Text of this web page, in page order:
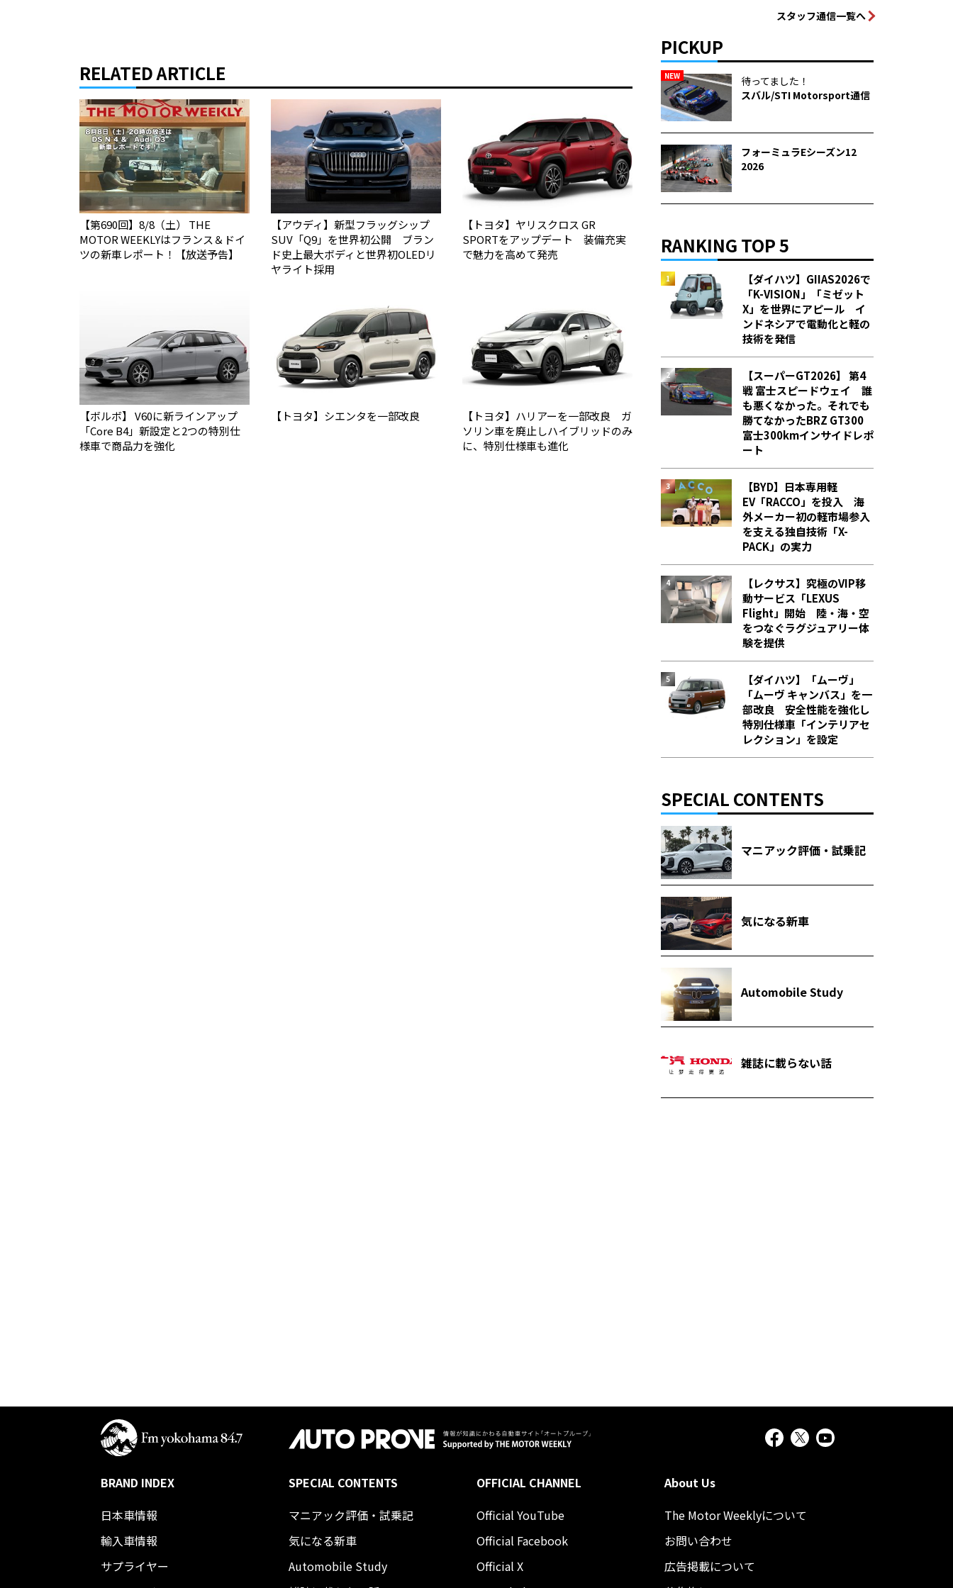
RELATED ARTICLE
【第690回】8/8（土） THE
MOTOR WEEKLYはフランス＆ドイ
ツの新車レポート！【放送予告】
【アウディ】新型フラッグシップ
SUV「Q9」を世界初公開 ブラン
ド史上最大ボディと世界初OLEDリ
ヤライト採用
【トヨタ】ヤリスクロス GR
SPORTをアップデート 装備充実
で魅力を高めて発売
【ボルボ】 V60に新ラインアップ
「Core B4」新設定と2つの特別仕
様車で商品力を強化
【トヨタ】シエンタを一部改良
【トヨタ】ハリアーを一部改良 ガ
ソリン車を廃止しハイブリッドのみ
に、特別仕様車も進化
スタッフ通信一覧へ
PICKUP
NEW
待ってました！
スバル/STI Motorsport通信
フォーミュラEシーズン12
2026
RANKING TOP 5
【ダイハツ】GIIAS2026で
「K-VISION」「ミゼット
X」を世界にアピール イ
ンドネシアで電動化と軽の
技術を発信
【スーパーGT2026】 第4
戦 富士スピードウェイ 誰
も悪くなかった。それでも
勝てなかった――BRZ GT300
富士300kmインサイドレポ
ート
【BYD】日本専用軽
EV「RACCO」を投入 海
外メーカー初の軽市場参入
を支える独自技術「X-
PACK」の実力
【レクサス】究極のVIP移
動サービス「LEXUS
Flight」開始 陸・海・空
をつなぐラグジュアリー体
験を提供
【ダイハツ】「ムーヴ」
「ムーヴ キャンバス」を一
部改良 安全性能を強化し
特別仕様車「インテリアセ
レクション」を設定
SPECIAL CONTENTS
マニアック評価・試乗記
気になる新車
Automobile Study
雑誌に載らない話
BRAND INDEX
日本車情報​
輸入車情報
サプライヤー
SPECIAL CONTENTS
マニアック評価・試乗記
気になる新車
Automobile Study
OFFICIAL CHANNEL
Official YouTube
Official Facebook
Official X
About Us
The Motor Weeklyについて
お問い合わせ
広告掲載について